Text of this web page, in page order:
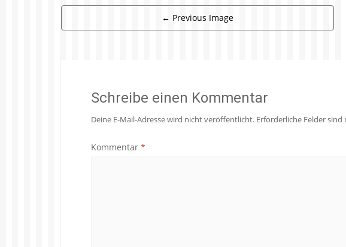
← Previous Image
Schreibe einen Kommentar
Deine E-Mail-Adresse wird nicht veröffentlicht. Erforderliche Felder sind
Kommentar *